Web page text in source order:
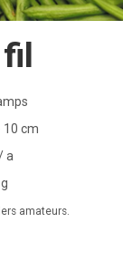
10 cm
a
amateurs.